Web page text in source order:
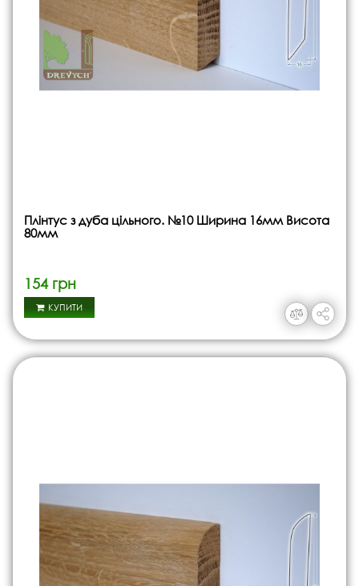
Плінтус з дуба цільного. №10 Ширина 16мм Висота
80мм
154 грн
КУПИТИ